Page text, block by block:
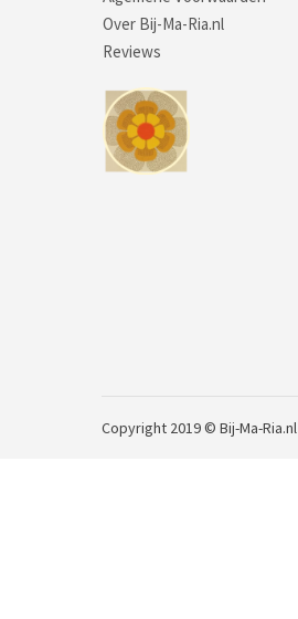
Over Bij-Ma-Ria.nl
Reviews
Copyright 2019 © Bij-Ma-Ria.nl